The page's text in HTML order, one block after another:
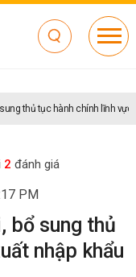
thủ tục hành chính lĩnh vực
2 đánh giá
PM
bổ sung thủ
nhập khẩu